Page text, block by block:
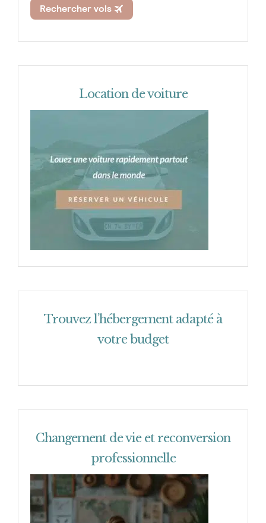
Location de voiture
Trouvez l’hébergement adapté à
votre budget
Changement de vie et reconversion
professionnelle